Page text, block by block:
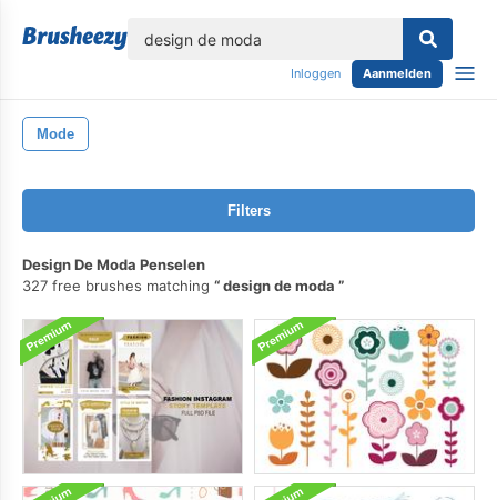
Inloggen Aanmelden
Mode
Filters
Design De Moda Penselen
327 free brushes matching
design de moda